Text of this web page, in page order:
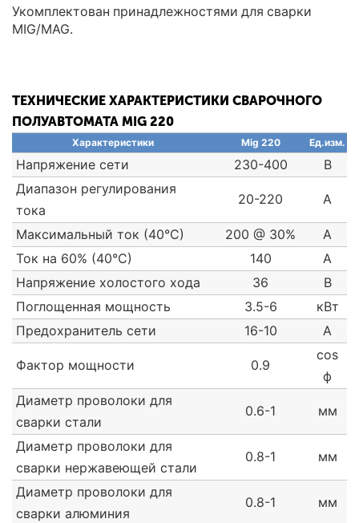
Укомплектован принадлежностями для сварки
MIG/MAG.
ТЕХНИЧЕСКИЕ ХАРАКТЕРИСТИКИ СВАРОЧНОГО
ПОЛУАВТОМАТА MIG 220
Характеристики Mig 220 Ед.изм.
Напряжение сети 230-400
В
Диапазон регулирования
тока
20-220 А
Максимальный ток (40°С) 200 @ 30%
А
Ток на 60% (40°С)
140
А
Напряжение холостого хода
36
В
Поглощенная мощность
3.5-6
кВт
Предохранитель сети
16-10 A
Фактор мощности 0.9
cos
ф
Диаметр проволоки для
сварки стали
0.6-1 мм
Диаметр проволоки для
сварки нержавеющей стали
0.8-1 мм
Диаметр проволоки для
сварки алюминия
0.8-1 мм